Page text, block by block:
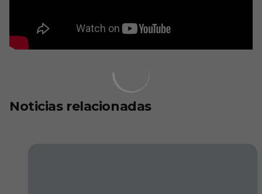
Noticias relacionadas